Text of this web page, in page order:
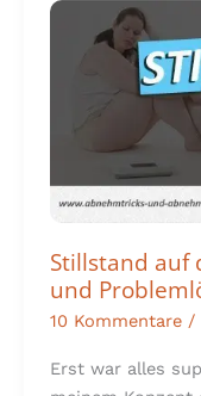
Stillstand auf
und
10 Kommentare /
Erst war alles
Stillstand
Waage
Ursachen
und